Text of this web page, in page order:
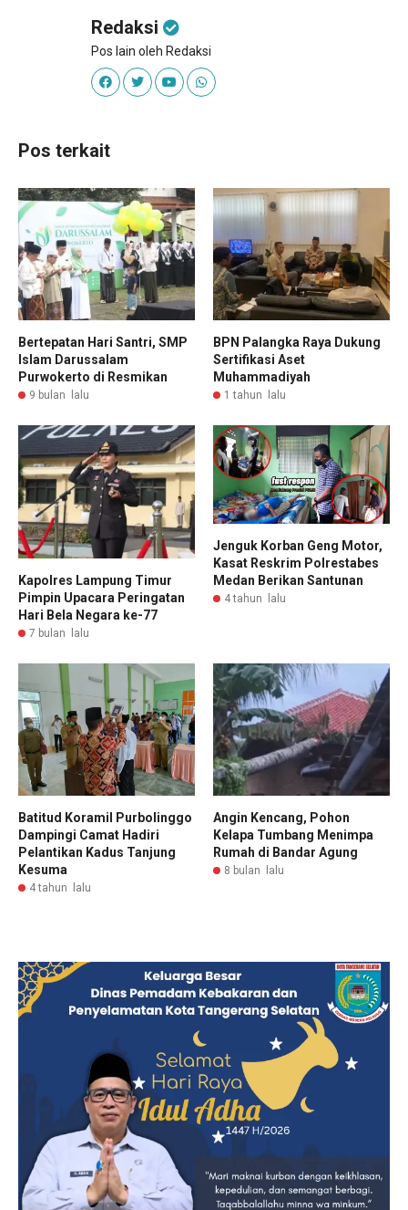
Redaksi
Pos lain oleh Redaksi
Pos terkait
Bertepatan Hari Santri, SMP
Islam Darussalam
Purwokerto di Resmikan
9 bulan lalu
BPN Palangka Raya Dukung
Sertifikasi Aset
Muhammadiyah
1 tahun lalu
Kapolres Lampung Timur
Pimpin Upacara Peringatan
Hari Bela Negara ke-77
7 bulan lalu
Jenguk Korban Geng Motor,
Kasat Reskrim Polrestabes
Medan Berikan Santunan
4 tahun lalu
Batitud Koramil Purbolinggo
Dampingi Camat Hadiri
Pelantikan Kadus Tanjung
Kesuma
4 tahun lalu
Angin Kencang, Pohon
Kelapa Tumbang Menimpa
Rumah di Bandar Agung
8 bulan lalu